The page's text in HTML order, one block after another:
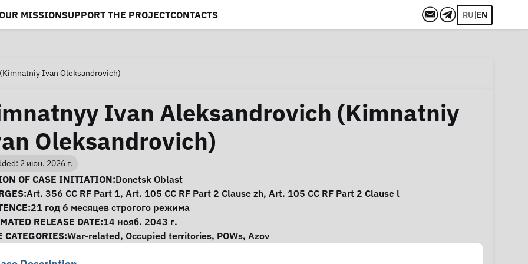
MISSIONSUPPORT THE PROJECTCONTACTS RU|EN
Ivan Oleksandrovich)
Ivan Aleksandrovich (Kimnatniy
Oleksandrovich)
2 июн. 2026 г.
Information
OF CASE INITIATION:Donetsk Oblast
Art. 356 CC RF Part 1, Art. 105 CC RF Part 2 Clause zh, Art. 105 CC RF Part 2 Clause l
21 год 6 месяцев строгого режима
RELEASE DATE:14 нояб. 2043 г.
CATEGORIES:War-related, Occupied territories, POWs, Azov